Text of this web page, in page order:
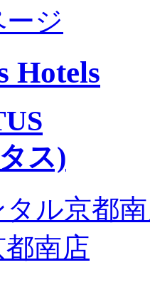
ジ
Hotels
ス)
タル京都
都南店